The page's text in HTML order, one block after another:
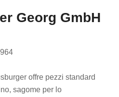
Georg GmbH
offre pezzi standard
sagome per lo